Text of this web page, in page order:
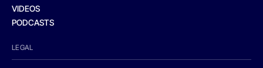
VIDEOS
PODCASTS
LEGAL